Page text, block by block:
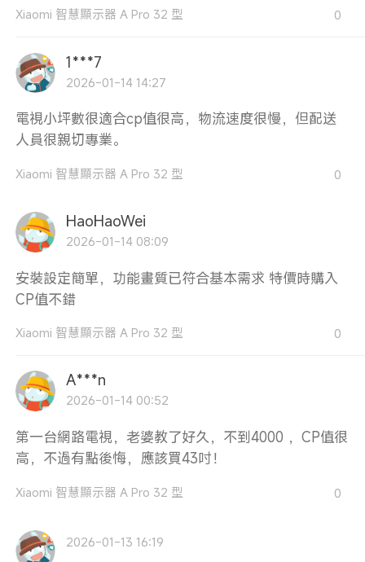
Xiaomi 智慧顯示器 A Pro 32 型 0
1***7
2026-01-14 14:27
電視小坪數很適合cp值很高，物流速度很慢，但配送
人員很親切專業。
Xiaomi 智慧顯示器 A Pro 32 型 0
HaoHaoWei
2026-01-14 08:09
安裝設定簡單，功能畫質已符合基本需求 特價時購入
CP值不錯
Xiaomi 智慧顯示器 A Pro 32 型 0
A***n
2026-01-14 00:52
第一台網路電視，老婆教了好久，不到4000 ，CP值很
高，不過有點後悔，應該買43吋！
Xiaomi 智慧顯示器 A Pro 32 型 0
2026-01-13 16:19